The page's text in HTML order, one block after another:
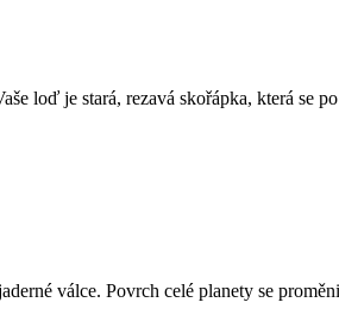
loď je stará, rezavá skořápka, která se
válce. Povrch celé planety se